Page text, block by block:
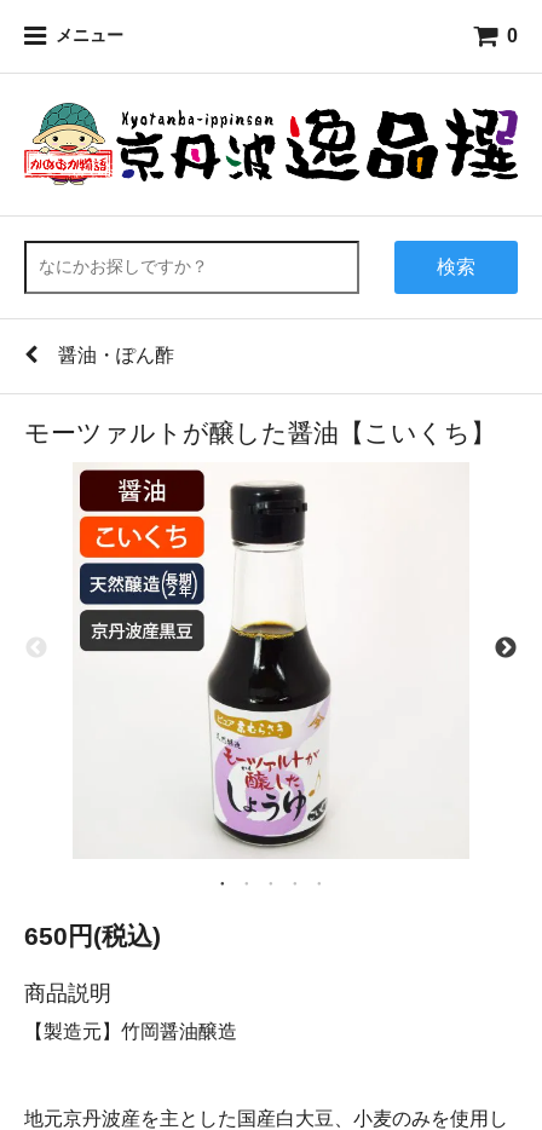
メニュー 0
検索
醤油・ぽん酢
モーツァルトが醸した醤油【こいくち】
650円(税込)
商品説明
【製造元】竹岡醤油醸造
地元京丹波産を主とした国産白大豆、小麦のみを使用し